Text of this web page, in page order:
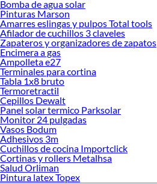
Bomba de agua solar
Pinturas Marson
Amarres eslingas y pulpos Total tools
Afilador de cuchillos 3 claveles
Zapateros y organizadores de zapatos
Encimera a gas
Ampolleta e27
Terminales para cortina
Tabla 1x8 bruto
Termoretractil
Cepillos Dewalt
Panel solar termico Parksolar
Monitor 24 pulgadas
Vasos Bodum
Adhesivos 3m
Cuchillos de cocina Importclick
Cortinas y rollers Metalhsa
Salud Orliman
Pintura latex Topex